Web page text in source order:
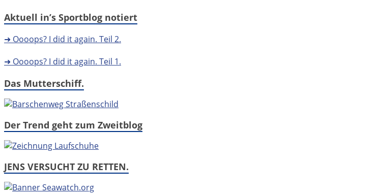
Aktuell in’s Sportblog notiert
➜ Oooops? I did it again. Teil 2.
➜ Oooops? I did it again. Teil 1.
Das Mutterschiff.
Der Trend geht zum Zweitblog
JENS VERSUCHT ZU RETTEN.